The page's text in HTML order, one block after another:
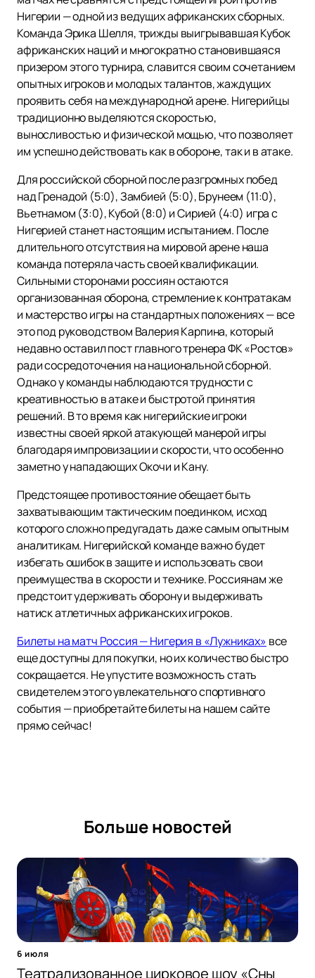
Нигерии — одной из ведущих африканских сборных.
Команда Эрика Шелля, трижды выигрывавшая Кубок
африканских наций и многократно становившаяся
призером этого турнира, славится своим сочетанием
опытных игроков и молодых талантов, жаждущих
проявить себя на международной арене. Нигерийцы
традиционно выделяются скоростью,
выносливостью и физической мощью, что позволяет
им успешно действовать как в обороне, так и в атаке.
Для российской сборной после разгромных побед
над Гренадой (5:0), Замбией (5:0), Брунеем (11:0),
Вьетнамом (3:0), Кубой (8:0) и Сирией (4:0) игра с
Нигерией станет настоящим испытанием. После
длительного отсутствия на мировой арене наша
команда потеряла часть своей квалификации.
Сильными сторонами россиян остаются
организованная оборона, стремление к контратакам
и мастерство игры на стандартных положениях — все
это под руководством Валерия Карпина, который
недавно оставил пост главного тренера ФК «Ростов»
ради сосредоточения на национальной сборной.
Однако у команды наблюдаются трудности с
креативностью в атаке и быстротой принятия
решений. В то время как нигерийские игроки
известны своей яркой атакующей манерой игры
благодаря импровизации и скорости, что особенно
заметно у нападающих Окочи и Кану.
Предстоящее противостояние обещает быть
захватывающим тактическим поединком, исход
которого сложно предугадать даже самым опытным
аналитикам. Нигерийской команде важно будет
избегать ошибок в защите и использовать свои
преимущества в скорости и технике. Россиянам же
предстоит удерживать оборону и выдерживать
натиск атлетичных африканских игроков.
Билеты на матч Россия — Нигерия в «Лужниках» все
еще доступны для покупки, но их количество быстро
сокращается. Не упустите возможность стать
свидетелем этого увлекательного спортивного
события — приобретайте билеты на нашем сайте
прямо сейчас!
Больше новостей
6 июля
Театрализованное цирковое шоу «Сны